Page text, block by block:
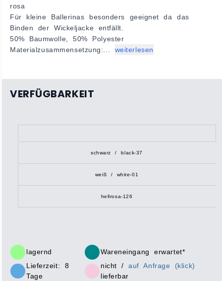
rosa
Für kleine Ballerinas besonders geeignet da das
Binden der Wickeljacke entfällt.
50% Baumwolle, 50% Polyester
Materialzusammensetzung:... weiterlesen
VERFÜGBARKEIT
schwarz / black-37
weiß / white-01
hellrosa-126
lagernd
Wareneingang erwartet*
Lieferzeit: 8
Tage
nicht /auf Anfrage (klick)
lieferbar